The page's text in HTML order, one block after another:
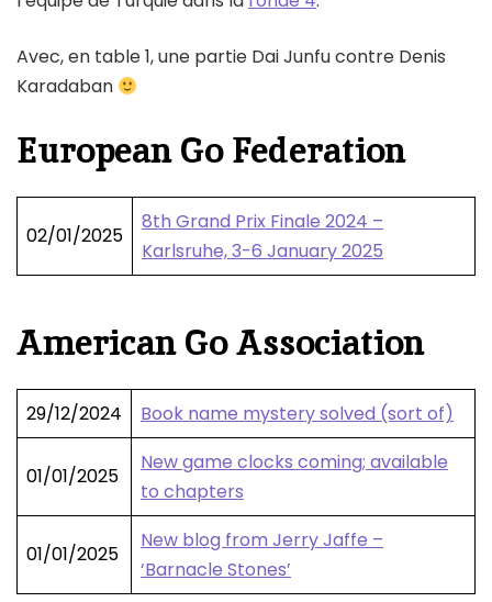
Avec, en table 1, une partie Dai Junfu contre Denis
Karadaban
European Go Federation
02/01/2025
8th Grand Prix Finale 2024 –
Karlsruhe, 3-6 January 2025
American Go Association
29/12/2024 Book name mystery solved (sort of)
01/01/2025
New game clocks coming; available
to chapters
01/01/2025
New blog from Jerry Jaffe –
‘Barnacle Stones’